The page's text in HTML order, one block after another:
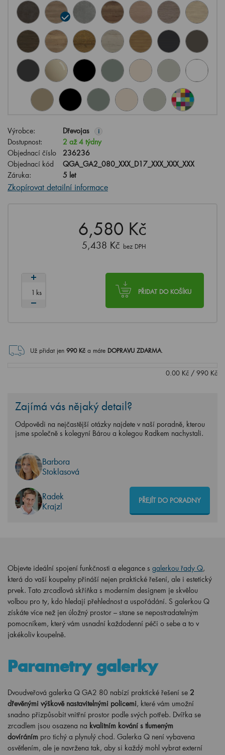
Výrobce: Dřevojas i
Dostupnost:
2 až 4 týdny
Objednací číslo
236236
Objednací kód
QGA_GA2_080_XXX_D17_XXX_XXX_XXX
Záruka:
5 let
Zkopírovat detailní informace
6,580 Kč
5,438 Kč bez DPH
PŘIDAT DO KOŠÍKU
ks
Už přidat jen 990Kč a máte DOPRAVU ZDARMA.
0.00 Kč / 990 Kč
Zajímá vás nějaký detail?
Odpovědi na nejčastější otázky najdete v naší poradně, kterou
jsme společně s kolegyní Bárou a kolegou Radkem nachystali.
Barbora
Stoklasová
Radek
Krajzl
PŘEJÍT DO PORADNY
Objevte ideální spojení funkčnosti a elegance s galerkou řady Q,
která do vaší koupelny přináší nejen praktické řešení, ale i estetický
prvek. Tato zrcadlová skříňka s moderním designem je skvělou
volbou pro ty, kdo hledají přehlednost a uspořádání. S galerkou Q
získáte více než jen úložný prostor – stane se nepostradatelným
pomocníkem, který vám usnadní každodenní péči o sebe a to v
jakékoliv koupelně.
Parametry galerky
Dvoudveřová galerka Q GA2 80 nabízí praktické řešení se 2
dřevěnými výškově nastavitelnými policemi, které vám umožní
snadno přizpůsobit vnitřní prostor podle svých potřeb. Dvířka se
zrcadlem jsou osazena na kvalitním kování s tlumeným
dovíráním pro tichý a plynulý chod. Galerka Q není vybavena
osvětlením, ale je navržena tak, aby si každý mohl vybrat externí